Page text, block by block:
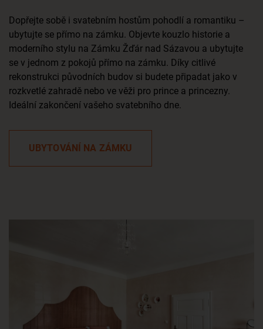
Dopřejte sobě i svatebním hostům pohodlí a romantiku –
ubytujte se přímo na zámku. Objevte kouzlo historie a
moderního stylu na Zámku Žďár nad Sázavou a ubytujte
se v jednom z pokojů přímo na zámku. Díky citlivé
rekonstrukci původních budov si budete připadat jako v
rozkvetlé zahradě nebo ve věži pro prince a princezny.
Ideální zakončení vašeho svatebního dne.
UBYTOVÁNÍ NA ZÁMKU